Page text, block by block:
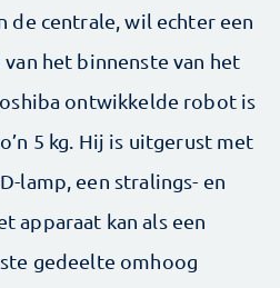
de centrale, wil echter een
het binnenste van het
ontwikkelde robot is
5 kg. Hij is uitgerust met
lamp, een stralings- en
apparaat kan als een
gedeelte omhoog